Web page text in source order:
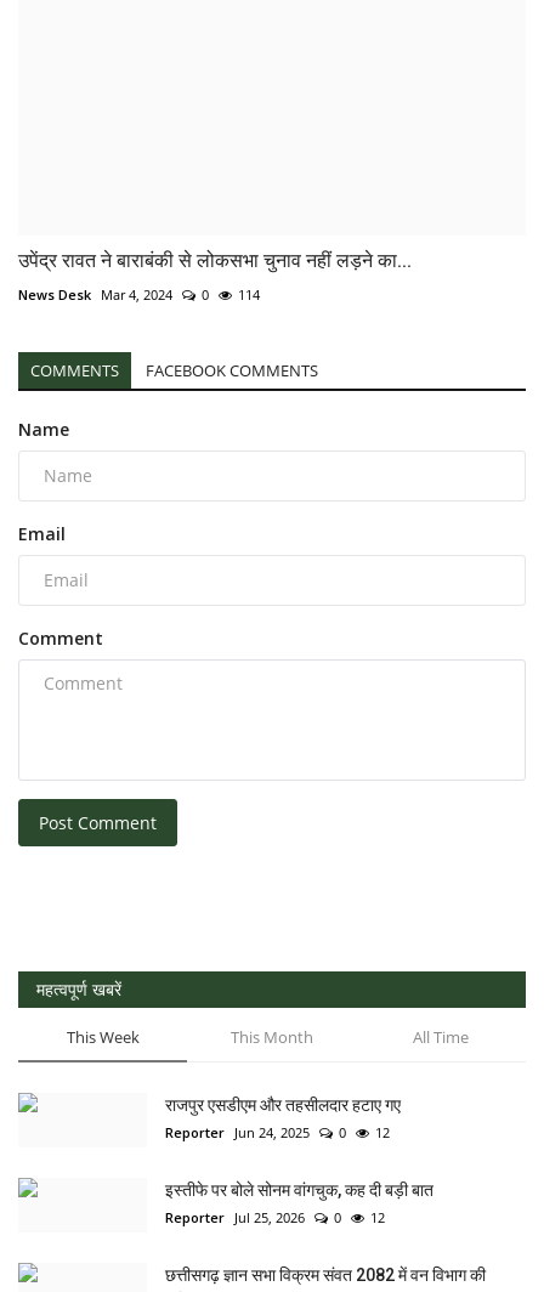
उपेंद्र रावत ने बाराबंकी से लोकसभा चुनाव नहीं लड़ने का...
News Desk Mar 4, 2024 0 114
COMMENTS FACEBOOK COMMENTS
Name
Email
Comment
Post Comment
महत्वपूर्ण खबरें
This Week This Month All Time
राजपुर एसडीएम और तहसीलदार हटाए गए
Reporter Jun 24, 2025 0 12
इस्तीफे पर बोले सोनम वांगचुक, कह दी बड़ी बात
Reporter Jul 25, 2026 0 12
छत्तीसगढ़ ज्ञान सभा विक्रम संवत 2082 में वन विभाग की